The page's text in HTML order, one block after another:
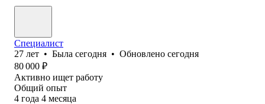
Специалист
27 лет • Была сегодня • Обновлено сегодня
80 000 ₽
Активно ищет работу
Общий опыт
4 года 4 месяца